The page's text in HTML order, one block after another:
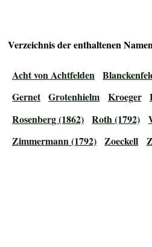
Verzeichnis der enthaltenen
Acht von Achtfelden
Gernet Grotenhielm Kroeger
Rosenberg (1862) Roth (1792)
Zimmermann (1792) Zoeckell